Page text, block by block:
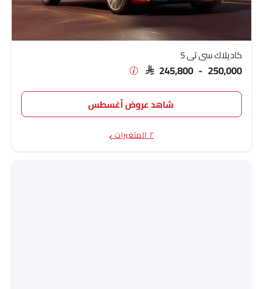
كاديلاك سي تي 5
SAR 245,800 - 250,000
شاهد عروض أغسطس
٢ المتغيرات